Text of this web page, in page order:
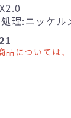
理:ニッケル
については